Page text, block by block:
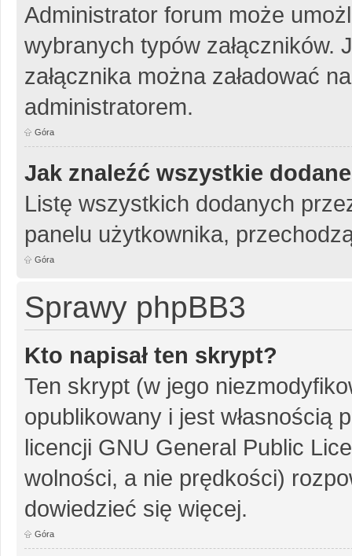
Administrator forum może
wybranych typów załączników.
załącznika można załadować
administratorem.
Góra
Jak znaleźć wszystkie
Listę wszystkich dodanych
panelu użytkownika,
Góra
Sprawy phpBB3
Kto napisał ten skrypt?
Ten skrypt (w jego
opublikowany i jest własnością
licencji GNU General Public
wolności, a nie prędkości)
dowiedzieć się więcej.
Góra